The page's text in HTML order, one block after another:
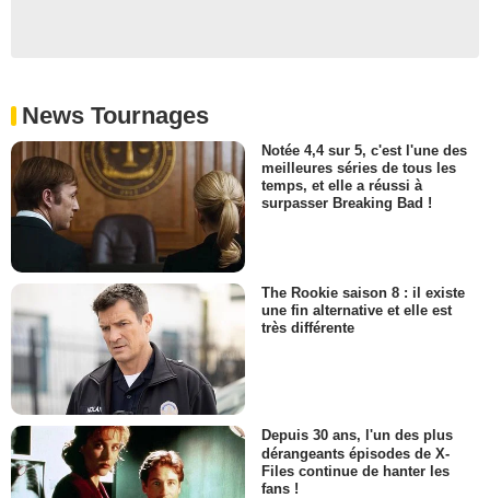
News Tournages
Notée 4,4 sur 5, c'est l'une des
meilleures séries de tous les
temps, et elle a réussi à
surpasser Breaking Bad !
The Rookie saison 8 : il existe
une fin alternative et elle est
très différente
Depuis 30 ans, l'un des plus
dérangeants épisodes de X-
Files continue de hanter les
fans !